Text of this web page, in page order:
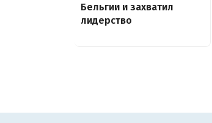
Бельгии и захватил
лидерство